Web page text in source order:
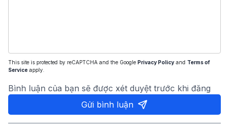
This site is protected by reCAPTCHA and the Google Privacy Policy and Terms of
Service apply.
Bình luận của bạn sẽ được xét duyệt trước khi đăng
Gửi bình luận